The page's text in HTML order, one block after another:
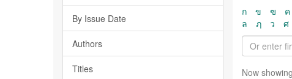
By Issue Date
Authors
Titles
ก
ข ฃ ค
ล
ฦ ว ศ
Now